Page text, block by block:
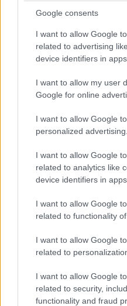
Google consents
I want to allow Google
related to advertising
device identifiers in apps.
I want to allow my user
Google for online
I want to allow Google
personalized advertising.
I want to allow Google
related to analytics like
device identifiers in apps.
I want to allow Google
related to functionality
I want to allow Google
related to
I want to allow Google
related to security,
functionality and fraud
ΕΛΛΑΔΑ06·08·2026 00:09
Σαν σήμερα 6
Σακελλαρίου, η λαϊκή
της τραγούδι